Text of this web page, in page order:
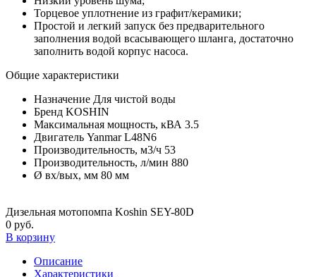
Торцевое уплотнение из графит/керамики;
Простой и легкий запуск без предварительного
заполнения водой всасывающего шланга, достаточно
заполнить водой корпус насоса.
Общие характеристики
Назначение Для чистой воды
Бренд KOSHIN
Максимальная мощность, кВА 3.5
Двигатель Yanmar L48N6
Производительность, м3/ч 53
Производительность, л/мин 880
Ø вх/вых, мм 80 мм
Дизельная мотопомпа Koshin SEY-80D
0 руб.
В корзину
Описание
Характеристики